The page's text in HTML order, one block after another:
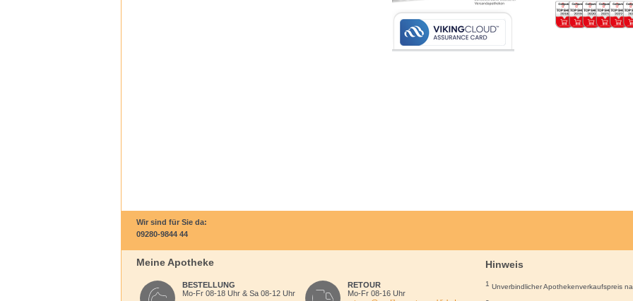
Wir sind für Sie da:
09280-9844 44
Meine Apotheke
BESTELLUNG
Mo-Fr 08-18 Uhr & Sa 08-12 Uhr
RETOUR
Mo-Fr 08-16 Uhr
Hinweis
1 Unverbindlicher Apothekenverkaufspreis